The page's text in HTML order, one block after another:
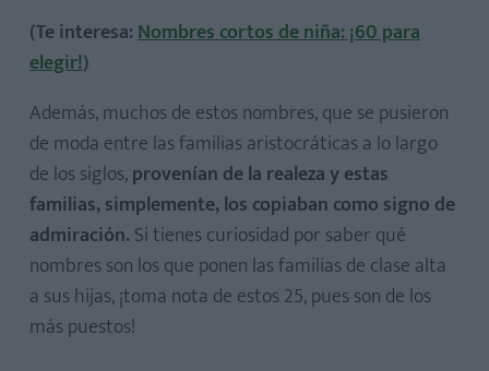
(Te interesa:Nombres cortos de niña: ¡60 para
elegir!)
Además, muchos de estos nombres, que se pusieron
de moda entre las familias aristocráticas a lo largo
de los siglos,provenían de la realeza y estas
familias, simplemente, los copiaban como signo de
admiración. Si tienes curiosidad por saber qué
nombres son los que ponen las familias de clase alta
a sus hijas, ¡toma nota de estos 25, pues son de los
más puestos!